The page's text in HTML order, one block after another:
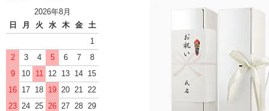
2026年8月
日
月 火 水 木 金
土
1
2
3 4 5 6 7
8
9
10 11 12 13 14 15
16 17 18 19 20 21 22
23 24 25 26 27 28 29